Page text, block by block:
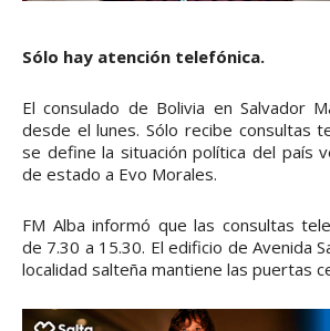
Sólo hay atención telefónica.
El consulado de Bolivia en Salvador
desde el lunes. Sólo recibe consultas
se define la situación política del país
de estado a Evo Morales.
FM Alba informó que las consultas
de 7.30 a 15.30. El edificio de Avenida
localidad salteña mantiene las puertas